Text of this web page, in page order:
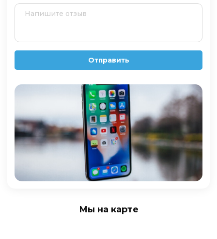
Отправить
Мы на карте